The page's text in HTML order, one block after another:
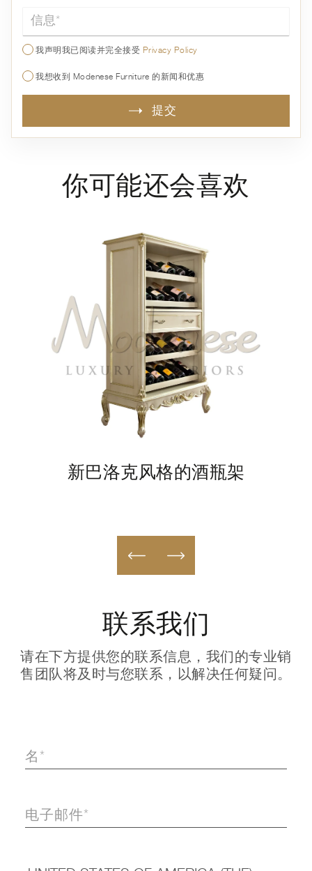
信息*
我声明我已阅读并完全接受 Privacy Policy
我想收到 Modenese Furniture 的新闻和优惠
提交
你可能还会喜欢
新巴洛克风格的酒瓶架
联系我们
请在下方提供您的联系信息，我们的专业销
售团队将及时与您联系，以解决任何疑问。